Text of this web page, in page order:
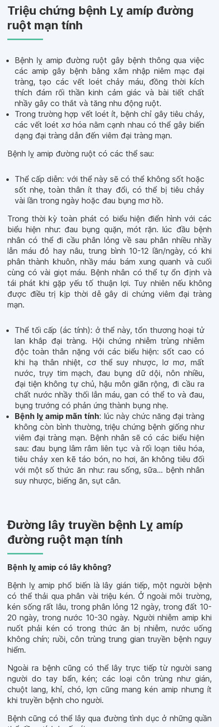
Triệu chứng bệnh Lỵ amíp đường
ruột mạn tính
Bệnh lỵ amip đường ruột gây bệnh thông qua việc
các amip gây bệnh bằng xâm nhập niêm mạc đại
tràng, tạo các vết loét chảy máu, đồng thời kích
thích đám rối thần kinh cảm giác và bài tiết chất
nhầy gây co thắt và tăng nhu động ruột.
Trong trường hợp vết loét ít, bệnh chỉ gây tiêu chảy,
các vết loét xơ hóa nằm cạnh nhau có thể gây biến
dạng đại tràng dẫn đến viêm đại tràng mạn.
Bệnh lỵ amip đường ruột có các thể sau:
Thể cấp diễn: với thể này sẽ có thể không sốt hoặc
sốt nhẹ, toàn thân ít thay đổi, có thể bị tiêu chảy
vài lần trong ngày hoặc đau bụng mơ hồ.
Trong thời kỳ toàn phát có biểu hiện điển hình với các
biểu hiện như: đau bụng quặn, mót rặn. lúc đầu bệnh
nhân có thể đi cầu phân lỏng về sau phân nhiều nhầy
lẫn máu đỏ hay nâu, trung bình 10-12 lần/ngày, có khi
phân thành khuôn, nhầy máu bám xung quanh và cuối
cùng có vài giọt máu. Bệnh nhân có thể tự ổn định và
tái phát khi gặp yếu tố thuận lợi. Tuy nhiên nếu không
được điều trị kịp thời dễ gây di chứng viêm đại tràng
mạn.
Thể tối cấp (ác tính): ở thể này, tổn thương hoại tử
lan khắp đại tràng. Hội chứng nhiễm trùng nhiễm
độc toàn thân nặng với các biểu hiện: sốt cao có
khi hạ thân nhiệt, cơ thể suy nhược, lơ mơ, mất
nước, trụy tim mạch, đau bụng dữ dội, nôn nhiều,
đại tiện không tự chủ, hậu môn giãn rộng, đi cầu ra
chất nước nhầy thối lẫn máu, gan có thể to và đau,
bụng trướng có phản ứng thành bụng nhẹ.
Bệnh lỵ amip mãn tính: lúc này chức năng đại tràng
không còn bình thường, triệu chứng bệnh giống như
viêm đại tràng mạn. Bệnh nhân sẽ có các biểu hiện
sau: đau bụng lâm râm liên tục và rối loạn tiêu hóa,
tiêu chảy xen kẽ táo bón, no hơi, ăn không tiêu đối
với một số thức ăn như: rau sống, sữa... bệnh nhân
suy nhược, biếng ăn, sụt cân.
Đường lây truyền bệnh Lỵ amíp
đường ruột mạn tính
Bệnh lỵ amip có lây không?
Bệnh lỵ amip phổ biến là lây gián tiếp, một người bệnh
có thể thải qua phân vài triệu kén. Ở ngoài môi trường,
kén sống rất lâu, trong phân lỏng 12 ngày, trong đất 10-
20 ngày, trong nước 10-30 ngày. Người nhiễm amip khi
nuốt phải kén có trong thức ăn bị nhiễm, nước uống
không chín; ruồi, côn trùng trung gian truyền bệnh nguy
hiểm.
Ngoài ra bệnh cũng có thể lây trực tiếp từ người sang
người do tay bẩn, kén; các loại côn trùng như gián,
chuột lang, khỉ, chó, lợn cũng mang kén amip nhưng ít
khi truyền bệnh cho người.
Bệnh cũng có thể lây qua đường tình dục ở những quần